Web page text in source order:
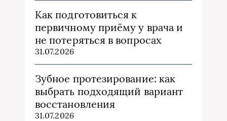
Как подготовиться к
первичному приёму у врача и
не потеряться в вопросах
31.07.2026
Зубное протезирование: как
выбрать подходящий вариант
восстановления
31.07.2026